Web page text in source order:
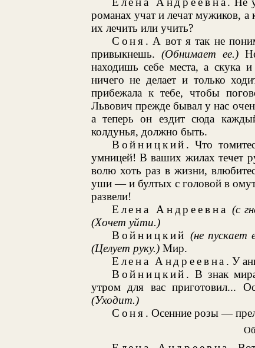
романах учат и лечат мужиков, а
их лечить или учить?
Соня . А вот я так не
привыкнешь. (Обнимает ее.)
находишь себе места, а скука
ничего не делает и только
прибежала к тебе, чтобы
Львович прежде бывал у нас
а теперь он ездит сюда
колдунья, должно быть.
Войницкий . Что
умницей! В ваших жилах течет
волю хоть раз в жизни,
уши — и бултых с головой в
развели!
Елена Андреевна (с
(Хочет уйти.)
Войницкий (не пускает
(Целует руку.)Мир.
Елена Андреевна . У
Войницкий . В знак
утром для вас приготовил...
(Уходит.)
Соня . Осенние розы —